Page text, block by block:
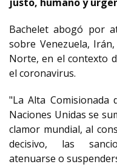
Bachelet abogó por
sobre Venezuela,
Norte, en el contexto
el coronavirus.
"La Alta Comisionada
Naciones Unidas se
clamor mundial, al
decisivo, las
atenuarse o